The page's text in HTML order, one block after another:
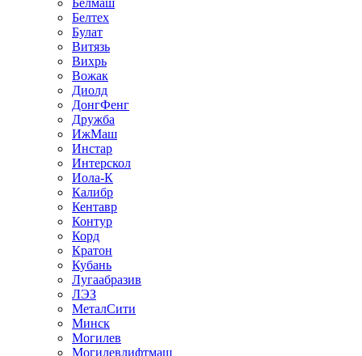
Белмаш
Белтех
Булат
Витязь
Вихрь
Вожак
Диолд
ДонгФенг
Дружба
ИжМаш
Инстар
Интерскол
Иола-К
Калибр
Кентавр
Контур
Корд
Кратон
Кубань
Лугаабразив
ЛЭЗ
МеталСити
Минск
Могилев
Могилевлифтмаш